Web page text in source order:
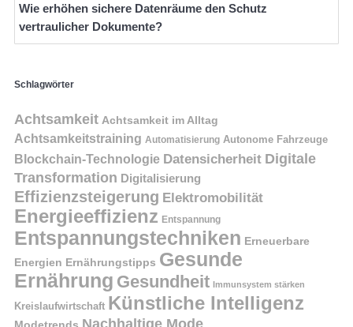
Wie erhöhen sichere Datenräume den Schutz
vertraulicher Dokumente?
Schlagwörter
Achtsamkeit Achtsamkeit im Alltag
Achtsamkeitstraining Automatisierung Autonome Fahrzeuge
Blockchain-Technologie Datensicherheit Digitale
Transformation Digitalisierung
Effizienzsteigerung Elektromobilität
Energieeffizienz Entspannung
Entspannungstechniken Erneuerbare
Energien Ernährungstipps Gesunde
Ernährung Gesundheit Immunsystem stärken
Kreislaufwirtschaft Künstliche Intelligenz